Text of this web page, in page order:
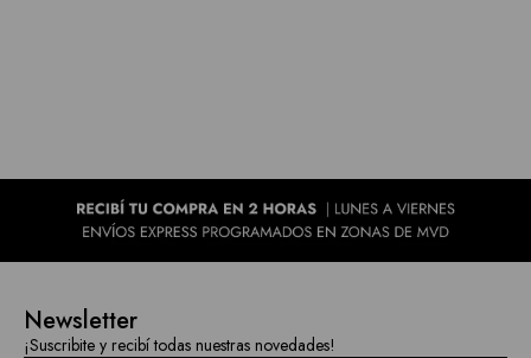
Newsletter
¡Suscribite y recibí todas nuestras novedades!